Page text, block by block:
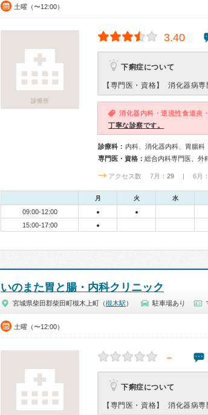
土曜（〜12:00）
診療所
3.40
下痢症について
【専門医・資格】 消化器病
丁寧な診察です。
診療科： 内科、消化器内科、胃腸科
専門医・資格： 総合内科専門医、外
アクセス数 7月： 29 | 6月：
月 火 水
09:00-12:00 ● ●
15:00-17:00 ●
いのまた胃と腸・内科クリニック
宮城県柴田郡柴田町槻木上町（槻木駅 ） 駐車場あり
土曜（〜12:00）
－
下痢症について
【専門医・資格】 消化器病